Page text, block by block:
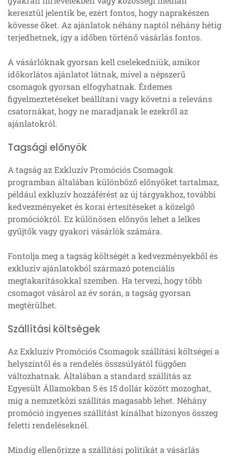
keresztül jelentik be, ezért fontos, hogy naprakészen
kövesse őket. Az ajánlatok néhány naptól néhány hétig
terjedhetnek, így a időben történő vásárlás fontos.
A vásárlóknak gyorsan kell cselekedniük, amikor
időkorlátos ajánlatot látnak, mivel a népszerű
csomagok gyorsan elfogyhatnak. Érdemes
figyelmeztetéseket beállítani vagy követni a releváns
csatornákat, hogy ne maradjanak le ezekről az
ajánlatokról.
Tagsági előnyök
A tagság az Exkluzív Promóciós Csomagok
programban általában különböző előnyöket tartalmaz,
például exkluzív hozzáférést az új tárgyakhoz, további
kedvezményeket és korai értesítéseket a közelgő
promóciókról. Ez különösen előnyös lehet a lelkes
gyűjtők vagy gyakori vásárlók számára.
Fontolja meg a tagság költségét a kedvezményekből és
exkluzív ajánlatokból származó potenciális
megtakarításokkal szemben. Ha tervezi, hogy több
csomagot vásárol az év során, a tagság gyorsan
megtérülhet.
Szállítási költségek
Az Exkluzív Promóciós Csomagok szállítási költségei a
helyszíntől és a rendelés összsúlyától függően
változhatnak. Általában a standard szállítás az
Egyesült Államokban 5 és 15 dollár között mozoghat,
míg a nemzetközi szállítás magasabb lehet. Néhány
promóció ingyenes szállítást kínálhat bizonyos összeg
feletti rendeléseknél.
Mindig ellenőrizze a szállítási politikát a vásárlás